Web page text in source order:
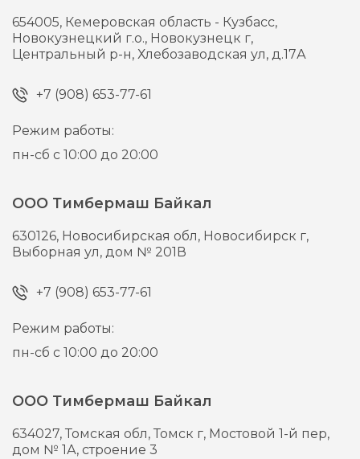
654005, Кемеровская область - Кузбасс,
Новокузнецкий г.о., Новокузнецк г,
Центральный р-н, Хлебозаводская ул, д.17А
+7 (908) 653-77-61
Режим работы:
пн-сб с 10:00 до 20:00
ООО Тимбермаш Байкал
630126, Новосибирская обл, Новосибирск г,
Выборная ул, дом № 201В
+7 (908) 653-77-61
Режим работы:
пн-сб с 10:00 до 20:00
ООО Тимбермаш Байкал
634027,Томская обл, Томск г, Мостовой 1-й пер,
дом № 1А, строение 3